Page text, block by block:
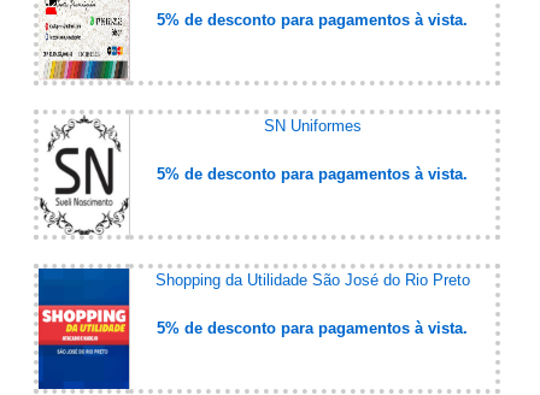
5% de desconto para pagamentos à vista.
SN Uniformes
5% de desconto para pagamentos à vista.
Shopping da Utilidade São José do Rio Preto
5% de desconto para pagamentos à vista.